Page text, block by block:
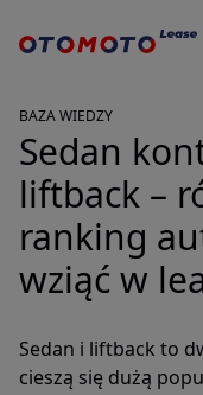
BAZA WIEDZY
Sedan
liftback –
ranking
wziąć w
Sedan i liftback to
cieszą się dużą